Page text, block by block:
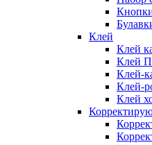
Клей
Клей
Клей
Клей-
Клей-
Клей